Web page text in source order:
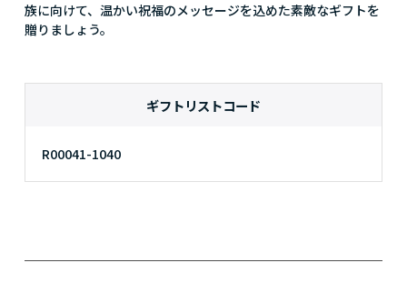
族に向けて、温かい祝福のメッセージを込めた素敵なギフトを
贈りましょう。
ギフトリストコード
R00041-1040